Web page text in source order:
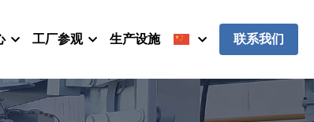
工厂参观 生产设施 联系我们